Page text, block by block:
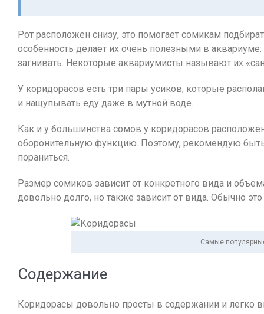
Рот расположен снизу, это помогает сомикам
особенность делает их очень полезными в
загнивать. Некоторые аквариумисты называют их
У коридорасов есть три пары усиков, которые
и нащупывать еду даже в мутной воде.
Как и у большинства сомов у коридорасов
оборонительную функцию. Поэтому, рекомендую
пораниться.
Размер сомиков зависит от конкретного вида и
довольно долго, но также зависит от вида. Обычно это
Самые
Содержание
Коридорасы довольно просты в содержании и